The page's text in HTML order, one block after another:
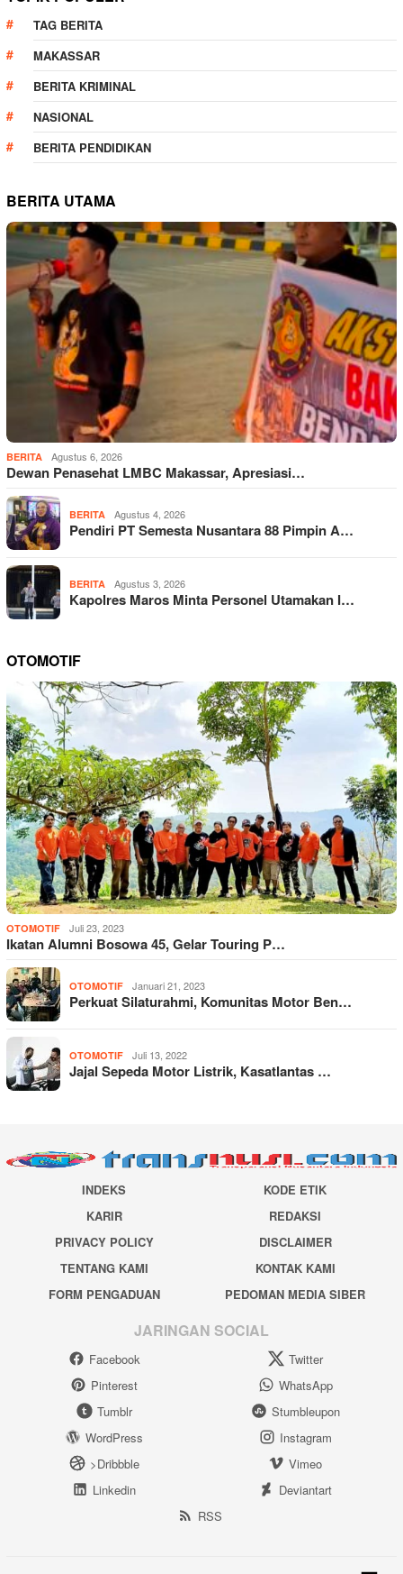
TAG BERITA
MAKASSAR
BERITA KRIMINAL
NASIONAL
BERITA PENDIDIKAN
BERITA UTAMA
BERITA Agustus 6, 2026
Dewan Penasehat LMBC Makassar, Apresiasi…
BERITA Agustus 4, 2026
Pendiri PT Semesta Nusantara 88 Pimpin A…
BERITA Agustus 3, 2026
Kapolres Maros Minta Personel Utamakan I…
OTOMOTIF
OTOMOTIF Juli 23, 2023
Ikatan Alumni Bosowa 45, Gelar Touring P…
OTOMOTIF Januari 21, 2023
Perkuat Silaturahmi, Komunitas Motor Ben…
OTOMOTIF Juli 13, 2022
Jajal Sepeda Motor Listrik, Kasatlantas …
INDEKS
KODE ETIK
KARIR
REDAKSI
PRIVACY POLICY
DISCLAIMER
TENTANG KAMI
KONTAK KAMI
FORM PENGADUAN
PEDOMAN MEDIA SIBER
JARINGAN SOCIAL
Facebook
Twitter
Pinterest
WhatsApp
Tumblr
Stumbleupon
WordPress
Instagram
>Dribbble
Vimeo
Linkedin
Deviantart
RSS